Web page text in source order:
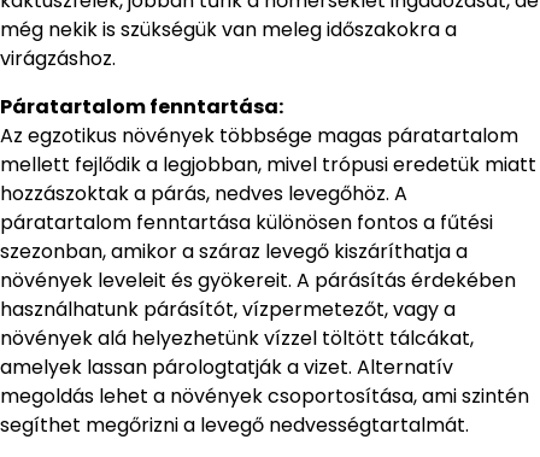
még nekik is szükségük van meleg időszakokra a
virágzáshoz.
Páratartalom fenntartása:
Az egzotikus növények többsége magas páratartalom
mellett fejlődik a legjobban, mivel trópusi eredetük miatt
hozzászoktak a párás, nedves levegőhöz. A
páratartalom fenntartása különösen fontos a fűtési
szezonban, amikor a száraz levegő kiszáríthatja a
növények leveleit és gyökereit. A párásítás érdekében
használhatunk párásítót, vízpermetezőt, vagy a
növények alá helyezhetünk vízzel töltött tálcákat,
amelyek lassan párologtatják a vizet. Alternatív
megoldás lehet a növények csoportosítása, ami szintén
segíthet megőrizni a levegő nedvességtartalmát.